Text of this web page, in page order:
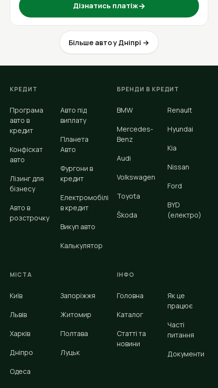
Дізнатись платіж→
Більше авто у Дніпрі →
КРЕДИТ
Програма
авто в
кредит
Конфіскат
авто
Лізинг для
бізнесу
Авто в
розстрочку
Авто під
виплату
Планета
Авто
Фургони в
кредит
Електромобілі
в кредит
Викуп авто
Калькулятор
БРЕНДИ В КРЕДИТ
BMW
Mercedes-
Benz
Audi
Volkswagen
Toyota
Škoda
Renault
Hyundai
Kia
Nissan
Ford
BYD
(електро)
МІСТА
Київ
Львів
Харків
Дніпро
Одеса
Запоріжжя
Житомир
Полтава
Луцьк
ІНФО
Головна
Каталог
Статті та
новини
Як це
працює
Часті
питання
Документи